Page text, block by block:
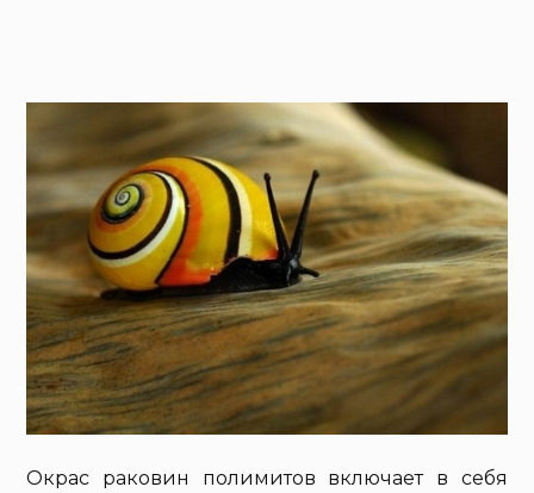
Окрас раковин полимитов включает в себя